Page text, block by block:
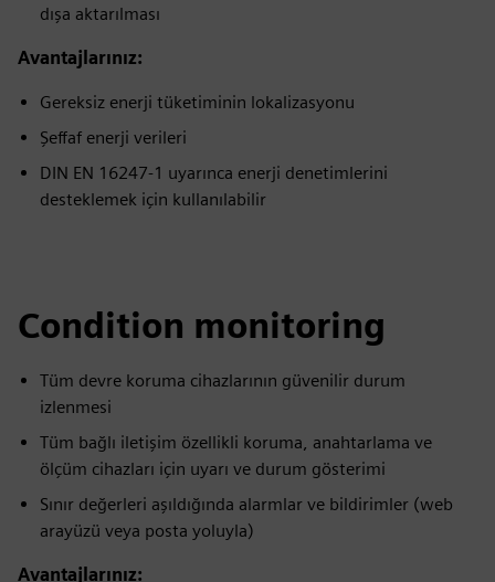
dışa aktarılması
Avantajlarınız:
Gereksiz enerji tüketiminin lokalizasyonu
Şeffaf enerji verileri
DIN EN 16247-1 uyarınca enerji denetimlerini
desteklemek için kullanılabilir
Condition monitoring
Tüm devre koruma cihazlarının güvenilir durum
izlenmesi
Tüm bağlı iletişim özellikli koruma, anahtarlama ve
ölçüm cihazları için uyarı ve durum gösterimi
Sınır değerleri aşıldığında alarmlar ve bildirimler (web
arayüzü veya posta yoluyla)
Avantajlarınız: